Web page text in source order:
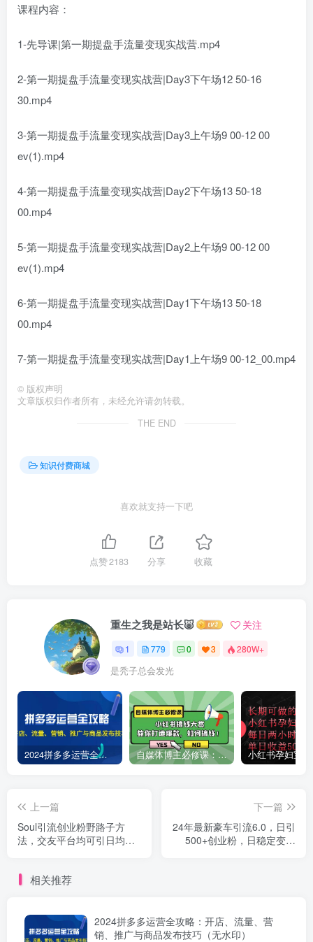
课程内容：
1-先导课|第一期提盘手流量变现实战营.mp4
2-第一期提盘手流量变现实战营|Day3下午场12 50-16
30.mp4
3-第一期提盘手流量变现实战营|Day3上午场9 00-12 00
ev(1).mp4
4-第一期提盘手流量变现实战营|Day2下午场13 50-18
00.mp4
5-第一期提盘手流量变现实战营|Day2上午场9 00-12 00
ev(1).mp4
6-第一期提盘手流量变现实战营|Day1下午场13 50-18
00.mp4
7-第一期提盘手流量变现实战营|Day1上午场9 00-12_00.mp4
© 版权声明
文章版权归作者所有，未经允许请勿转载。
THE END
知识付费商城
喜欢就支持一下吧
点赞2183 分享 收藏
重生之我是站长🐷 关注
1 779 0 3 280W+
是秃子总会发光
2024拼多多运营全攻略：开店、流量、营销、推广与商品发布技巧（无水印） 自媒体博主必修课：小红书搞钱大赏，教你打造爆款，如何搞钱（11节课）
上一篇
Soul引流创业粉野路子方
法，交友平台均可引日均
下一篇
24年最新豪车引流6.0，日引
500+创业粉，日稳定变现
相关推荐
2024拼多多运营全攻略：开店、流量、营
销、推广与商品发布技巧（无水印）